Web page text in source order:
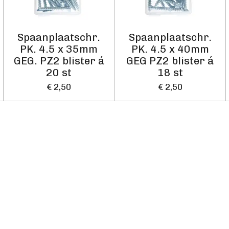
Spaanplaatschr.
PK. 4.5 x 35mm
GEG. PZ2 blister á
20 st
€ 2,50
Spaanplaatschr.
PK. 4.5 x 40mm
GEG PZ2 blister á
18 st
€ 2,50